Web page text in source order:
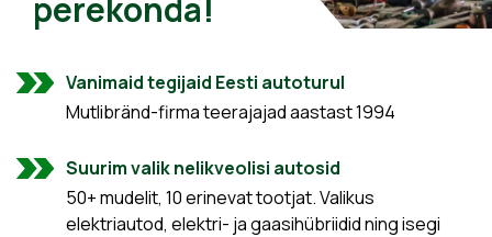
perekonda!
Vanimaid tegijaid Eesti autoturul
Mutlibränd-firma teerajajad aastast 1994
Suurim valik nelikveolisi autosid
50+ mudelit, 10 erinevat tootjat. Valikus
elektriautod, elektri- ja gaasihübriidid ning isegi